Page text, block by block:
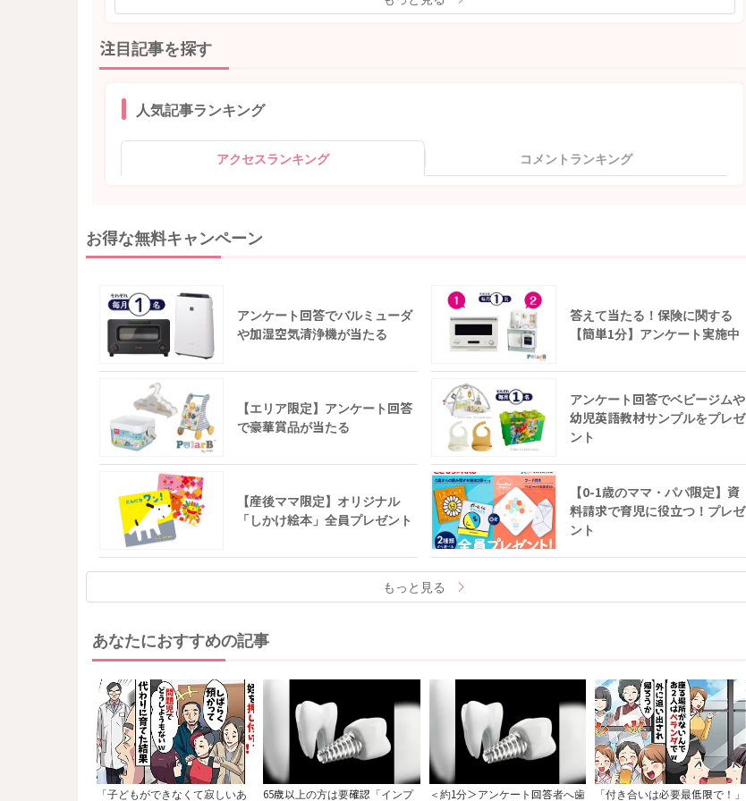
注目記事を探す
人気記事ランキング
アクセスランキング コメントランキング
お得な無料キャンペーン
アンケート回答でバルミューダ
や加湿空気清浄機が当たる
答えて当たる！保険に関する
【簡単1分】アンケート実施中
【エリア限定】アンケート回答
で豪華賞品が当たる
アンケート回答でベビージムや
幼児英語教材サンプルをプレゼ
ント
【産後ママ限定】オリジナル
「しかけ絵本」全員プレゼント
【0-1歳のママ・パパ限定】資
料請求で育児に役立つ！プレゼ
ント
もっと見る
あなたにおすすめの記事
「子どもができなくて寂しいあ 65歳以上の方は要確認「インプ ＜約1分＞アンケート回答者へ歯 「付き合いは必要最低限で！」